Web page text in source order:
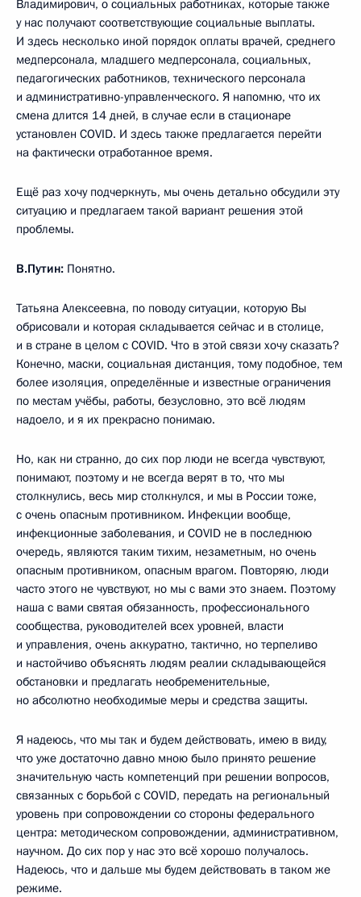
Владимирович, о социальных работниках, которые также
у нас получают соответствующие социальные выплаты.
И здесь несколько иной порядок оплаты врачей, среднего
медперсонала, младшего медперсонала, социальных,
педагогических работников, технического персонала
и административно-управленческого. Я напомню, что их
смена длится 14 дней, в случае если в стационаре
установлен COVID. И здесь также предлагается перейти
на фактически отработанное время.
Ещё раз хочу подчеркнуть, мы очень детально обсудили эту
ситуацию и предлагаем такой вариант решения этой
проблемы.
В.Путин: Понятно.
Татьяна Алексеевна, по поводу ситуации, которую Вы
обрисовали и которая складывается сейчас и в столице,
и в стране в целом с COVID. Что в этой связи хочу сказать?
Конечно, маски, социальная дистанция, тому подобное, тем
более изоляция, определённые и известные ограничения
по местам учёбы, работы, безусловно, это всё людям
надоело, и я их прекрасно понимаю.
Но, как ни странно, до сих пор люди не всегда чувствуют,
понимают, поэтому и не всегда верят в то, что мы
столкнулись, весь мир столкнулся, и мы в России тоже,
с очень опасным противником. Инфекции вообще,
инфекционные заболевания, и COVID не в последнюю
очередь, являются таким тихим, незаметным, но очень
опасным противником, опасным врагом. Повторяю, люди
часто этого не чувствуют, но мы с вами это знаем. Поэтому
наша с вами святая обязанность, профессионального
сообщества, руководителей всех уровней, власти
и управления, очень аккуратно, тактично, но терпеливо
и настойчиво объяснять людям реалии складывающейся
обстановки и предлагать необременительные,
но абсолютно необходимые меры и средства защиты.
Я надеюсь, что мы так и будем действовать, имею в виду,
что уже достаточно давно мною было принято решение
значительную часть компетенций при решении вопросов,
связанных с борьбой с COVID, передать на региональный
уровень при сопровождении со стороны федерального
центра: методическом сопровождении, административном,
научном. До сих пор у нас это всё хорошо получалось.
Надеюсь, что и дальше мы будем действовать в таком же
режиме.